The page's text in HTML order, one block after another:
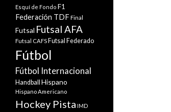
Esquí de Fondo F1
Federación TDF Final
Futsal Futsal AFA
Futsal CAFS Futsal Federado
Fútbol
Fútbol Internacional
Handball Hispano
Hispano Americano
Hockey Pista IMD